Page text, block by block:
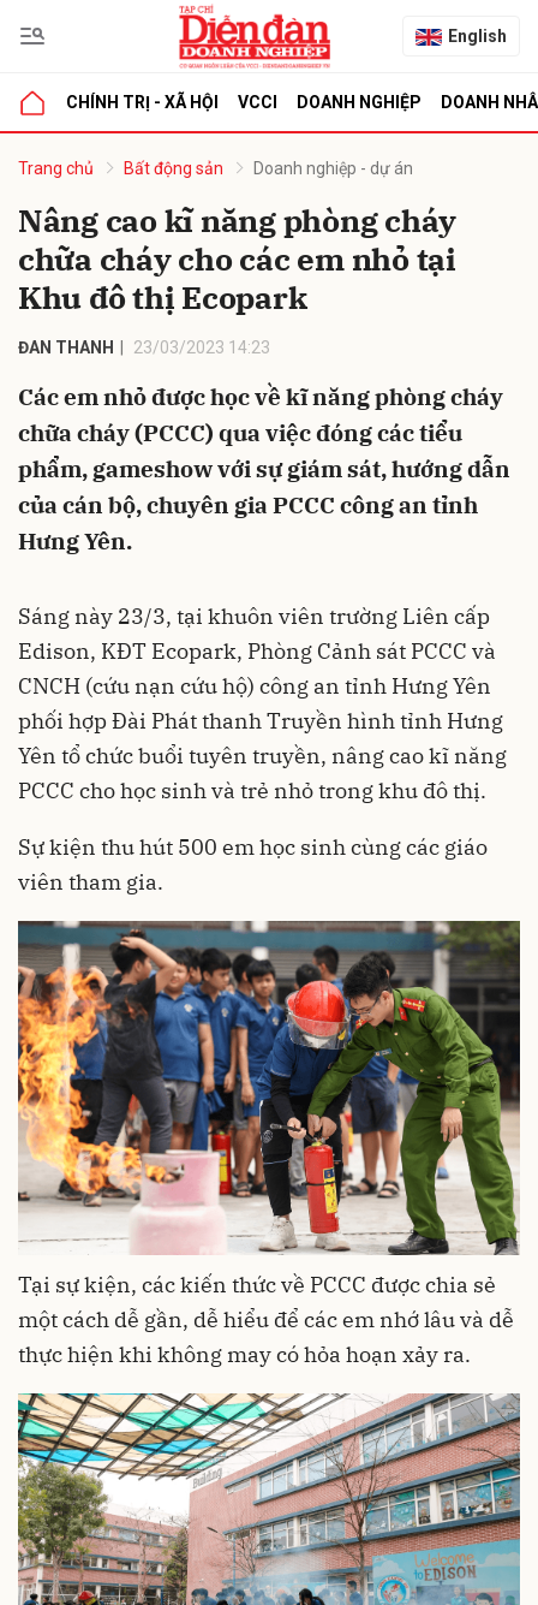
English
CHÍNH TRỊ - XÃ HỘI VCCI DOANH NGHIỆP DOANH
Trang chủ Bất động sản Doanh nghiệp - dự án
Nâng cao kĩ năng phòng cháy
chữa cháy cho các em nhỏ tại
Khu đô thị Ecopark
ĐAN THANH 23/03/2023 14:23
Các em nhỏ được học về kĩ năng phòng cháy
chữa cháy (PCCC) qua việc đóng các tiểu
phẩm, gameshow với sự giám sát, hướng dẫn
của cán bộ, chuyên gia PCCC công an tỉnh
Hưng Yên.
Sáng này 23/3, tại khuôn viên trường Liên cấp
Edison, KĐT Ecopark, Phòng Cảnh sát PCCC và
CNCH (cứu nạn cứu hộ) công an tỉnh Hưng Yên
phối hợp Đài Phát thanh Truyền hình tỉnh Hưng
Yên tổ chức buổi tuyên truyền, nâng cao kĩ năng
PCCC cho học sinh và trẻ nhỏ trong khu đô thị.
Sự kiện thu hút 500 em học sinh cùng các giáo
viên tham gia.
Tại sự kiện, các kiến thức về PCCC được chia sẻ
một cách dễ gần, dễ hiểu để các em nhớ lâu và dễ
thực hiện khi không may có hỏa hoạn xảy ra.
luận
Hủy